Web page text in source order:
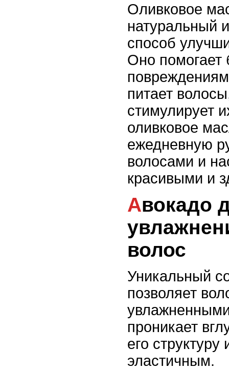
Оливковое
натуральный
способ
Оно помогает
питает
стимулирует
оливковое
ежедневную
волосами и
красивыми и
Авокадо для
волос
Уникальный
позволяет
проникает
его
эластичным.